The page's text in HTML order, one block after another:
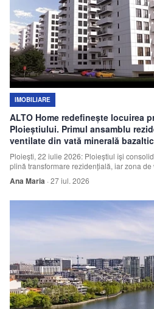
IMOBILIARE
ALTO Home redefinește locuirea
Ploieștiului. Primul ansamblu
ventilate din vată minerală
Ploiești, 22 iulie 2026: Ploieștiul își
plină transformare rezidențială, iar zona de
Ana Maria · 27 iul. 2026